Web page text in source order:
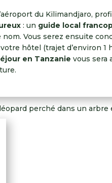
du Kilimandjaro,
: un guide local
Vous serez ensuite
votre hôtel (trajet d’environ 1
en Tanzanie vous sera